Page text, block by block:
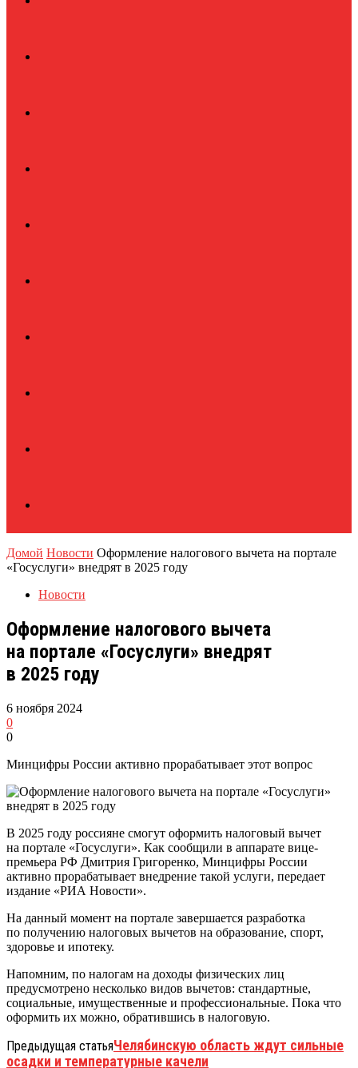
Домой Новости Оформление налогового вычета на портале
«Госуслуги» внедрят в 2025 году
Новости
Оформление налогового вычета
на портале «Госуслуги» внедрят
в 2025 году
6 ноября 2024
0
0
Минцифры России активно прорабатывает этот вопрос
В 2025 году россияне смогут оформить налоговый вычет
на портале «Госуслуги». Как сообщили в аппарате вице-
премьера РФ Дмитрия Григоренко, Минцифры России
активно прорабатывает внедрение такой услуги, передает
издание «РИА Новости».
На данный момент на портале завершается разработка
по получению налоговых вычетов на образование, спорт,
здоровье и ипотеку.
Напомним, по налогам на доходы физических лиц
предусмотрено несколько видов вычетов: стандартные,
социальные, имущественные и профессиональные. Пока что
оформить их можно, обратившись в налоговую.
Предыдущая статьяЧелябинскую область ждут сильные
осадки и температурные качели